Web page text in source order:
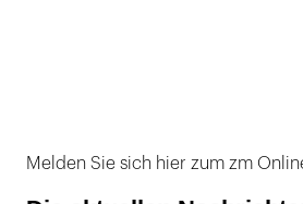
Melden Sie sich hier zum zm